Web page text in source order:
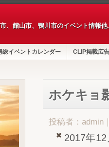
、館山市、鴨川市のイベント情報
総イベントカレンダー CLIP掲載広告
ホケキョ
投稿者：admin
2017年